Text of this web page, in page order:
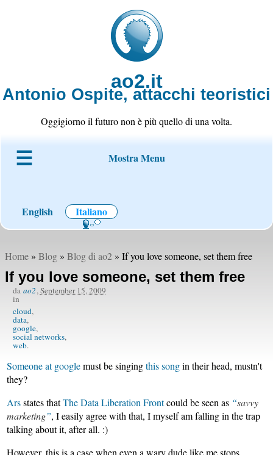
ao2.it
Antonio Ospite, attacchi teoristici
Oggigiorno il futuro non è più quello di una volta.
Mostra Menu
English Italiano
Home» Blog» Blog di ao2» If you love someone, set them free
If you love someone, set them free
da ao2,September 15, 2009
in
cloud
data
google
social networks
web
Someone at googlemust be singingthis songin their head, mustn't
they?
Arsstates thatThe Data Liberation Frontcould be seen as
savvy
marketing , I easily agree with that, I myself am falling in the trap
talking about it, after all. :)
However, this is a case when even a wary dude like me stops